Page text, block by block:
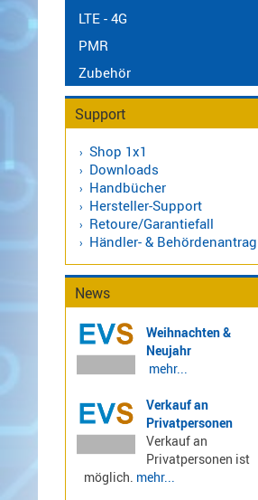
Sonstige
Antennen
Antennen
Scanner
Antennen
Basisantennen
Triplexer
Weichen
LTE - 4G
PMR
Zubehör
Support
Shop 1x1
Downloads
Handbücher
Hersteller-Support
Retoure/Garantiefall
Händler- & Behördenantrag
News
Weihnachten &
Neujahr
mehr...
Verkauf an
Privatpersonen
Verkauf an
Privatpersonen ist
möglich. mehr...